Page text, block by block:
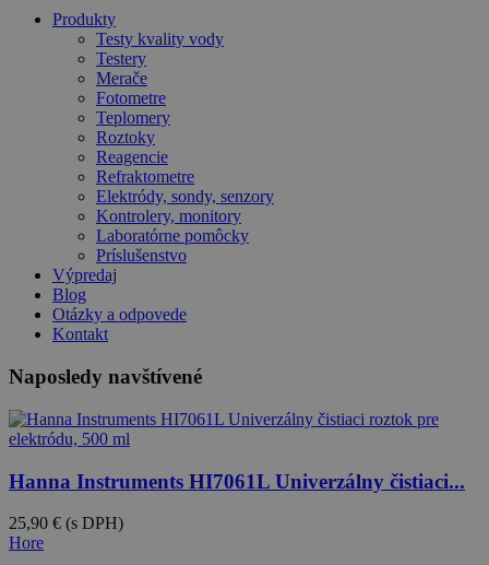
Produkty
Testy kvality vody
Testery
Merače
Fotometre
Teplomery
Roztoky
Reagencie
Refraktometre
Elektródy, sondy, senzory
Kontrolery, monitory
Laboratórne pomôcky
Príslušenstvo
Výpredaj
Blog
Otázky a odpovede
Kontakt
Naposledy navštívené
Hanna Instruments HI7061L Univerzálny čistiaci...
25,90 € (s DPH)
Hore